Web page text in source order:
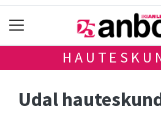
Udal